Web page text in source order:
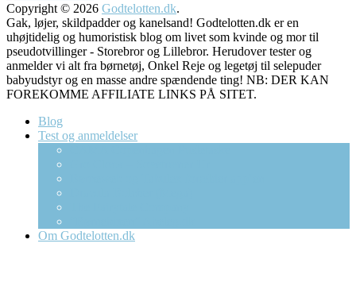
Copyright © 2026 Godtelotten.dk.
Gak, løjer, skildpadder og kanelsand! Godtelotten.dk er en
uhøjtidelig og humoristisk blog om livet som kvinde og mor til
pseudotvillinger - Storebror og Lillebror. Herudover tester og
anmelder vi alt fra børnetøj, Onkel Reje og legetøj til selepuder
babyudstyr og en masse andre spændende ting! NB: DER KAN
FOREKOMME AFFILIATE LINKS PÅ SITET.
Blog
Test og anmeldelser
Om Godtelotten.dk